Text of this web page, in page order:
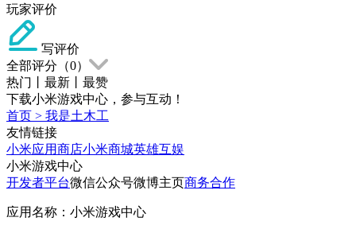
玩家评价
写评价
全部评分（0）
热门
最新
最赞
下载小米游戏中心，参与互动！
首页 > 我是土木工
友情链接
小米应用商店小米商城英雄互娱
小米游戏中心
开发者平台微信公众号微博主页商务合作
应用名称：小米游戏中心